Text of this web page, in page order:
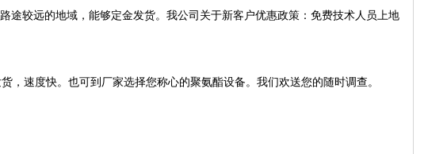
途较远的地域，能够定金发货。我公司关于新客户优惠政策：免费技术人员上地
速度快。也可到厂家选择您称心的聚氨酯设备。我们欢送您的随时调查。